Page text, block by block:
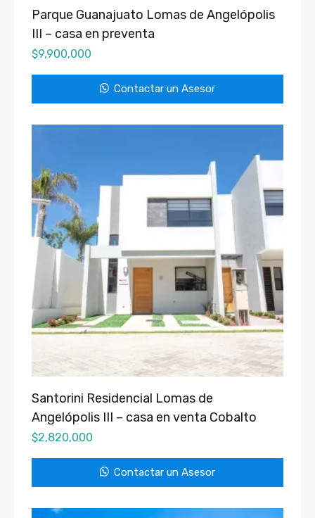
Parque Guanajuato Lomas de Angelópolis
III – casa en preventa
$9,900,000
Contactar un Asesor
Santorini Residencial Lomas de
Angelópolis III – casa en venta Cobalto
$2,820,000
Contactar un Asesor